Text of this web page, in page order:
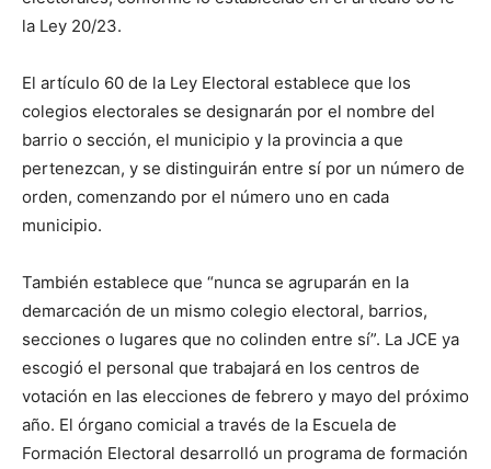
la Ley 20/23.
El artículo 60 de la Ley Electoral establece que los
colegios electorales se designarán por el nombre del
barrio o sección, el municipio y la provincia a que
pertenezcan, y se distinguirán entre sí por un número de
orden, comenzando por el número uno en cada
municipio.
También establece que “nunca se agruparán en la
demarcación de un mismo colegio electoral, barrios,
secciones o lugares que no colinden entre sí”. La JCE ya
escogió el personal que trabajará en los centros de
votación en las elecciones de febrero y mayo del próximo
año. El órgano comicial a través de la Escuela de
Formación Electoral desarrolló un programa de formación